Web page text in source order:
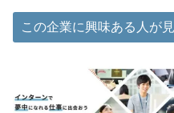
この企業に興味ある人が